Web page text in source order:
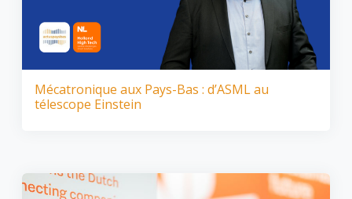
Mécatronique aux Pays-Bas : d’ASML au
télescope Einstein